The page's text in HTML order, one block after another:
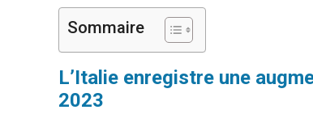
Sommaire
L’Italie enregistre une
2023